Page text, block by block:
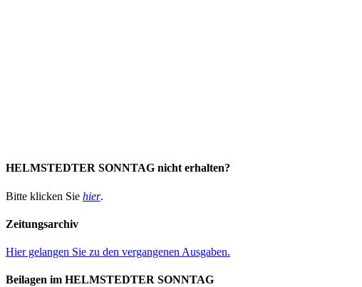
HELMSTEDTER SONNTAG nicht erhalten?
Bitte klicken Sie hier.
Zeitungsarchiv
Hier gelangen Sie zu den vergangenen Ausgaben.
Beilagen im HELMSTEDTER SONNTAG